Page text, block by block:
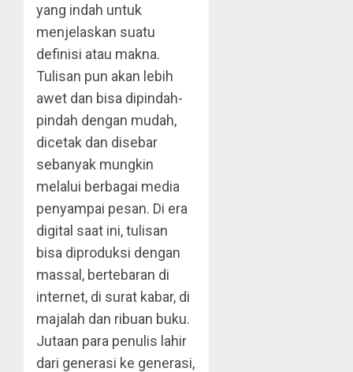
yang indah untuk
menjelaskan suatu
definisi atau makna.
Tulisan pun akan lebih
awet dan bisa dipindah-
pindah dengan mudah,
dicetak dan disebar
sebanyak mungkin
melalui berbagai media
penyampai pesan. Di era
digital saat ini, tulisan
bisa diproduksi dengan
massal, bertebaran di
internet, di surat kabar, di
majalah dan ribuan buku.
Jutaan para penulis lahir
dari generasi ke generasi,